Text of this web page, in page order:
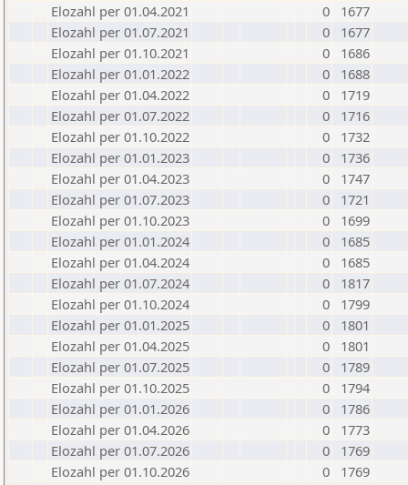
Elozahl per 01.04.2021
0
1677
Elozahl per 01.07.2021
0
1677
Elozahl per 01.10.2021
0
1686
Elozahl per 01.01.2022
0
1688
Elozahl per 01.04.2022
0
1719
Elozahl per 01.07.2022
0
1716
Elozahl per 01.10.2022
0
1732
Elozahl per 01.01.2023
0
1736
Elozahl per 01.04.2023
0
1747
Elozahl per 01.07.2023
0
1721
Elozahl per 01.10.2023
0
1699
Elozahl per 01.01.2024
0
1685
Elozahl per 01.04.2024
0
1685
Elozahl per 01.07.2024
0
1817
Elozahl per 01.10.2024
0
1799
Elozahl per 01.01.2025
0
1801
Elozahl per 01.04.2025
0
1801
Elozahl per 01.07.2025
0
1789
Elozahl per 01.10.2025
0
1794
Elozahl per 01.01.2026
0
1786
Elozahl per 01.04.2026
0
1773
Elozahl per 01.07.2026
0
1769
Elozahl per 01.10.2026
0 1769